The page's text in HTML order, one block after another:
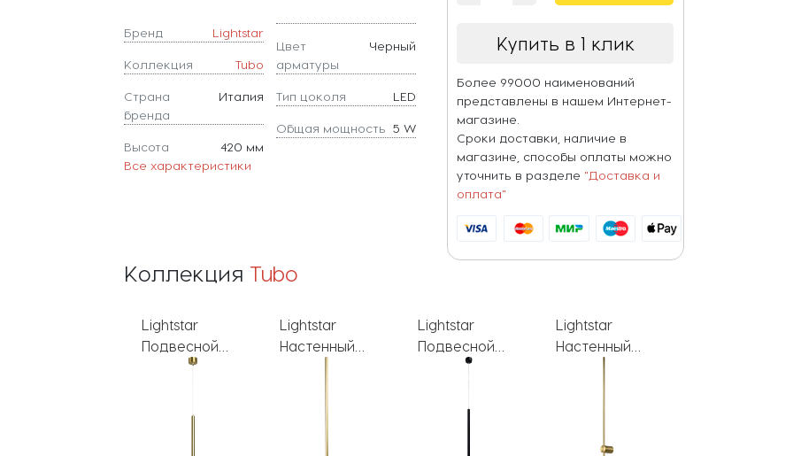
Бренд Lightstar
Коллекция Tubo
Страна
бренда
Италия
Высота 420 мм
Цвет
арматуры
Черный
Тип цоколя LED
Общая мощность 5 W
Все характеристики
Купить в 1 клик
Более 99000 наименований
представлены в нашем Интернет-
магазине.
Сроки доставки, наличие в
магазине, способы оплаты можно
уточнить в разделе "Доставка и
оплата"
Коллекция Tubo
Lightstar
Настенный
светильник
Lightstar
Подвесной
Lightstar
Настенный
светильник
Lightstar
Подвесной
светильник